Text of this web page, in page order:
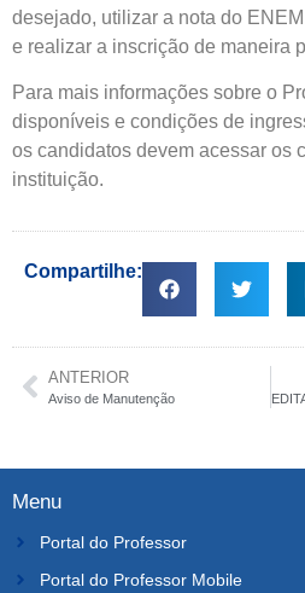
desejado, utilizar a nota do
e realizar a inscrição de maneira
Para mais informações sobre o
disponíveis e condições de
os candidatos devem acessar os
instituição.
Compartilhe:
ANTERIOR
Aviso de Manutenção
Menu
Portal do Professor
Portal do Professor Mobile